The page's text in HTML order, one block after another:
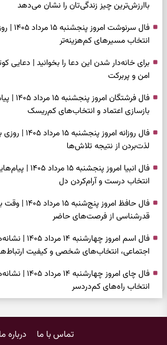
باارزش‌ترین چیز زندگی‌تان را نشان می‌دهد
فال
انتخاب مسیرهای کم‌هزینه‌تر
برای خانه‌دار شدن این دعا را بخوانید | دعایی
امن و پربرکت
فال
بازسازی اعتماد و انتخاب‌های کم‌ریسک
فال روزانه
لذت‌بردن از نتیجه تلاش‌ها
فال انبیا امروز
انتخاب درست و آرام‌کردن دل
فال حافظ
قدرشناسی از فرصت‌های حاضر
فال اسم امروز
اجتماعی، انتخاب‌های شخصی و کیفیت
فال چای امروز
انتخاب راه‌های کم‌دردسر
تماس با ما درباره ما